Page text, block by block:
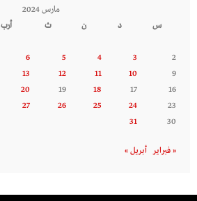
مارس 2024
س
د ن ث أرب
2
3
4
5
6
9
10
11
12
13
16
17
18
19
20
23
24
25
26
27
30
31
« فبراير أبريل »